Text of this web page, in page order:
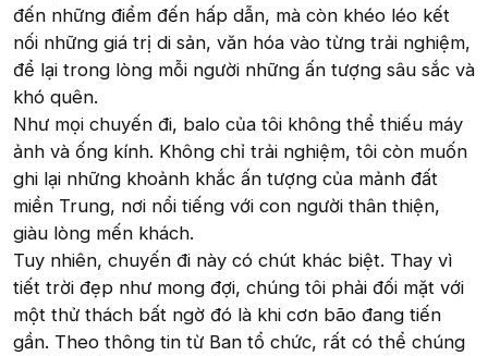
đến những điểm đến hấp dẫn, mà còn khéo léo kết
nối những giá trị di sản, văn hóa vào từng trải nghiệm,
để lại trong lòng mỗi người những ấn tượng sâu sắc và
khó quên.
Như mọi chuyến đi, balo của tôi không thể thiếu máy
ảnh và ống kính. Không chỉ trải nghiệm, tôi còn muốn
ghi lại những khoảnh khắc ấn tượng của mảnh đất
miền Trung, nơi nổi tiếng với con người thân thiện,
giàu lòng mến khách.
Tuy nhiên, chuyến đi này có chút khác biệt. Thay vì
tiết trời đẹp như mong đợi, chúng tôi phải đối mặt với
một thử thách bất ngờ đó là khi cơn bão đang tiến
gần. Theo thông tin từ Ban tổ chức, rất có thể chúng